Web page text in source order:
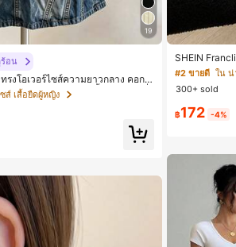
19
อน
รงโอเวอร์ไซส์ความยาวกลาง คอกล
กษรและลายทางแนวตั้ง สไตล์แฟชั่
พื่อน
ส์ เสื้อยืดผู้หญิง
SHEIN
อบตัดกัน + โบ
ลดอายุและดูดี
#2 ขายดี ใน น่
300+ sold
฿172 -4%